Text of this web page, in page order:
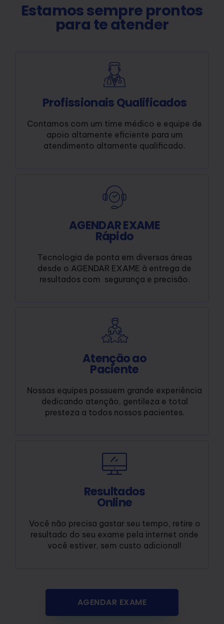
Estamos sempre prontos
para te atender
Profissionais Qualificados
Contamos com um time médico e equipe de
apoio altamente eficiente para um
atendimento altamente qualificado.
AGENDAR EXAME
Rápido
Tecnologia de ponta em diversas áreas
desde o AGENDAR EXAME à entrega de
resultados com segurança e precisão.
Atenção ao
Paciente
Nossas equipes possuem grande experiência
dedicando atenção, gentileza e total
presteza a todos nossos pacientes.
Resultados
Online
Você não precisa gastar seu tempo, retire o
resultado do seu exame pela internet onde
você estiver, sem custo adicional!
AGENDAR EXAME